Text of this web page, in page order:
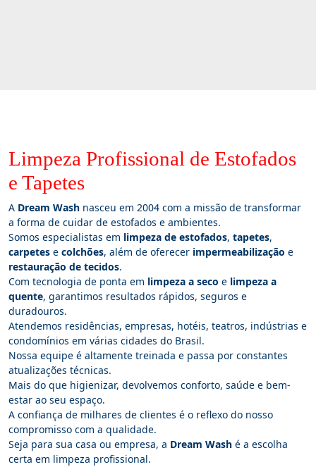
Limpeza Profissional de Estofados
e Tapetes
A Dream Wash nasceu em 2004 com a missão de transformar
a forma de cuidar de estofados e ambientes.
Somos especialistas em limpeza de estofados, tapetes,
carpetes e colchões, além de oferecer impermeabilização e
restauração de tecidos.
Com tecnologia de ponta em limpeza a seco e limpeza a
quente, garantimos resultados rápidos, seguros e
duradouros.
Atendemos residências, empresas, hotéis, teatros, indústrias e
condomínios em várias cidades do Brasil.
Nossa equipe é altamente treinada e passa por constantes
atualizações técnicas.
Mais do que higienizar, devolvemos conforto, saúde e bem-
estar ao seu espaço.
A confiança de milhares de clientes é o reflexo do nosso
compromisso com a qualidade.
Seja para sua casa ou empresa, a Dream Wash é a escolha
certa em limpeza profissional.